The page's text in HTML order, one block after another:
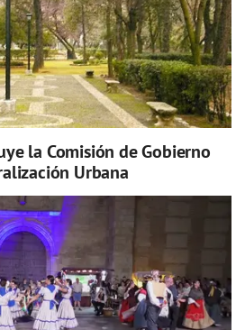
la Comisión de Gobierno
Urbana